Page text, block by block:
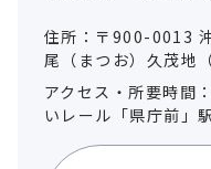
住所：〒900-0013
尾（まつお）久茂地
アクセス・所要時間
いレール「県庁前」